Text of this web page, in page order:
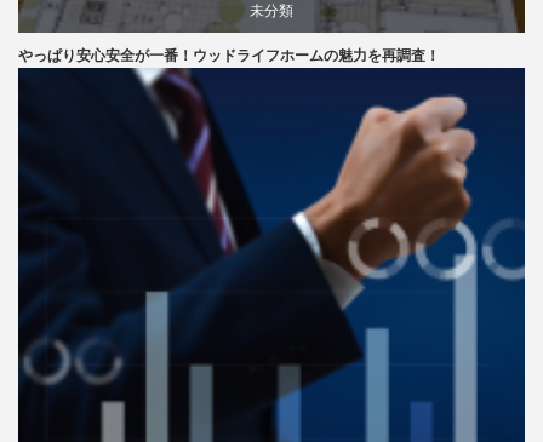
未分類
やっぱり安心安全が一番！ウッドライフホームの魅力を再調査！